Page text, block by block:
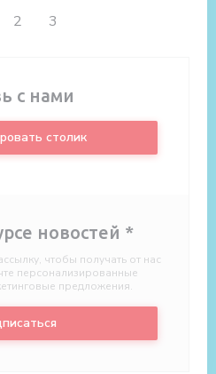
2 3
с нами
столик
новостей *
чтобы получать от нас
персонализированные
предложения.